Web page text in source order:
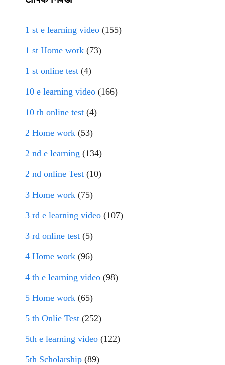
1 st e learning video (155)
1 st Home work (73)
1 st online test (4)
10 e learning video (166)
10 th online test (4)
2 Home work (53)
2 nd e learning (134)
2 nd online Test (10)
3 Home work (75)
3 rd e learning video (107)
3 rd online test (5)
4 Home work (96)
4 th e learning video (98)
5 Home work (65)
5 th Onlie Test (252)
5th e learning video (122)
5th Scholarship (89)